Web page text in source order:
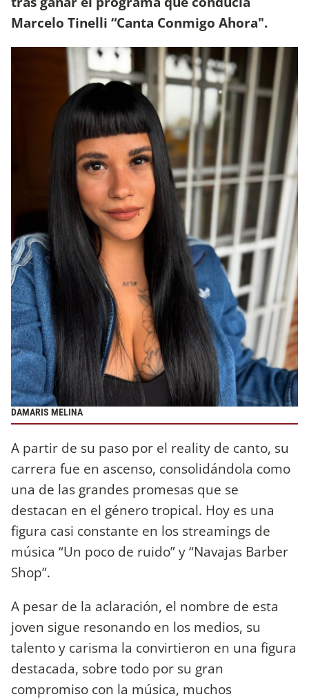
Marcelo Tinelli “Canta Conmigo Ahora".
DAMARIS MELINA
A partir de su paso por el reality de canto, su
carrera fue en ascenso, consolidándola como
una de las grandes promesas que se
destacan en el género tropical. Hoy es una
figura casi constante en los streamings de
música “Un poco de ruido” y “Navajas Barber
Shop”.
A pesar de la aclaración, el nombre de esta
joven sigue resonando en los medios, su
talento y carisma la convirtieron en una figura
destacada, sobre todo por su gran
compromiso con la música, muchos